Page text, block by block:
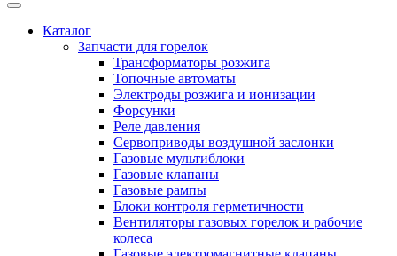
Каталог
Запчасти для горелок
Трансформаторы розжига
Топочные автоматы
Электроды розжига и ионизации
Форсунки
Реле давления
Сервоприводы воздушной заслонки
Газовые мультиблоки
Газовые клапаны
Газовые рампы
Блоки контроля герметичности
Вентиляторы газовых горелок и рабочие
колеса